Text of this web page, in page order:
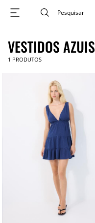
VESTIDOS AZUIS
1 PRODUTOS